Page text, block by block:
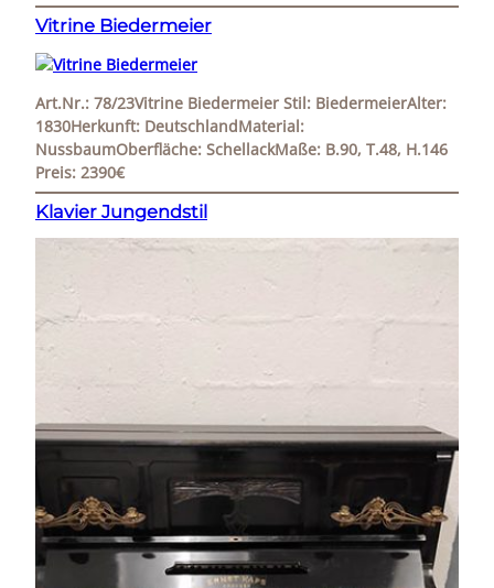
Vitrine Biedermeier
Art.Nr.: 78/23Vitrine Biedermeier Stil: BiedermeierAlter:
1830Herkunft: DeutschlandMaterial:
NussbaumOberfläche: SchellackMaße: B.90, T.48, H.146
Preis: 2390€
Klavier Jungendstil